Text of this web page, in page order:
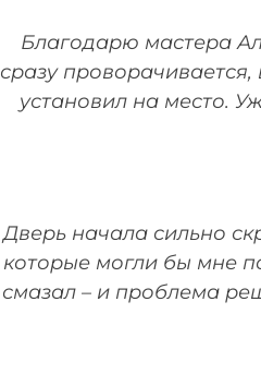
Благодарю мастера
сразу
установил на место.
Дверь начала сильно
которые могли бы мне
смазал – и проблема